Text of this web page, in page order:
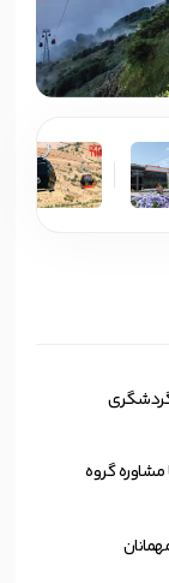
گردشگری
گروه